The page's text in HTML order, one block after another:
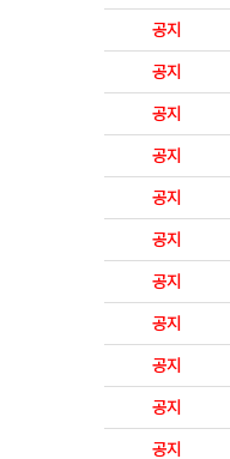
공지
공지
공지
공지
공지
공지
공지
공지
공지
공지
공지